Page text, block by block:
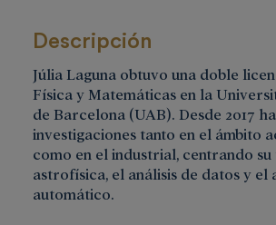
Descripción
Júlia Laguna obtuvo una doble
Física y Matemáticas en la
de Barcelona (UAB). Desde 2017
investigaciones tanto en el ámbito
como en el industrial, centrando
astrofísica, el análisis de datos y el
automático.